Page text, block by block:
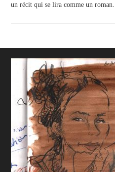
un récit qui se lira comme un